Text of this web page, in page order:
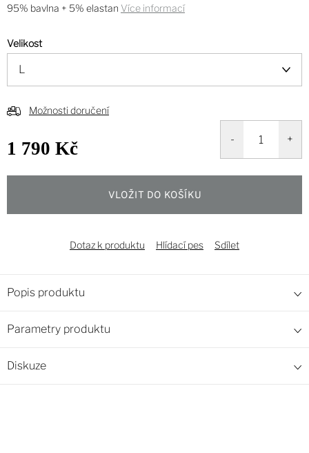
95% bavlna + 5% elastan Více informací
Velikost
Možnosti doručení
1 790 Kč
VLOŽIT DO KOŠÍKU
Dotaz k produktu Hlídací pes Sdílet
Popis produktu
Parametry produktu
Diskuze